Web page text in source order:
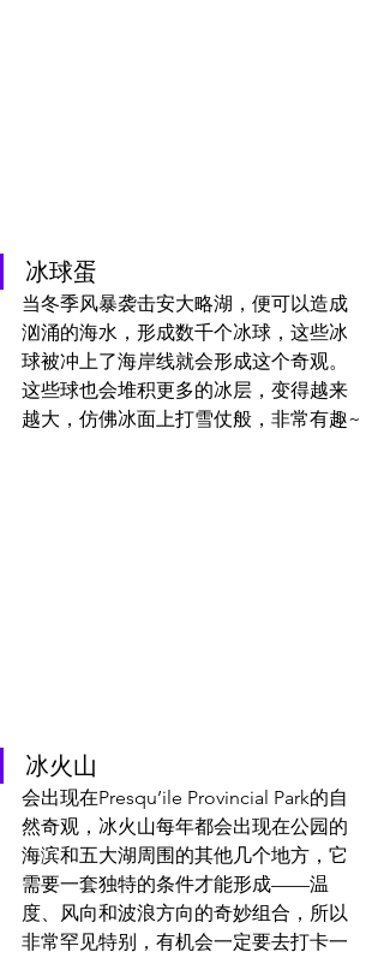
冰球蛋
当冬季风暴袭击安大略湖，便可以造成
汹涌的海水，形成数千个冰球，这些冰
球被冲上了海岸线就会形成这个奇观。
这些球也会堆积更多的冰层，变得越来
越大，仿佛冰面上打雪仗般，非常有趣~
冰火山
会出现在Presqu’ile Provincial Park的自
然奇观，冰火山每年都会出现在公园的
海滨和五大湖周围的其他几个地方，它
需要一套独特的条件才能形成——温
度、风向和波浪方向的奇妙组合，所以
非常罕见特别，有机会一定要去打卡一